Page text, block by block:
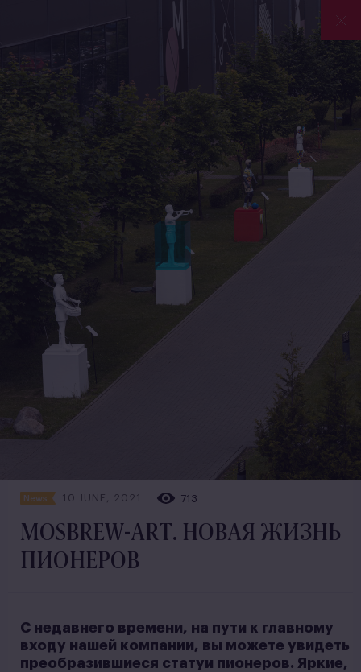
News 10 JUNE, 2021 713
MOSBREW-ART. НОВАЯ ЖИЗНЬ
ПИОНЕРОВ
С недавнего времени, на пути к главному
входу нашей компании, вы можете увидеть
преобразившиеся статуи пионеров. Яркие,